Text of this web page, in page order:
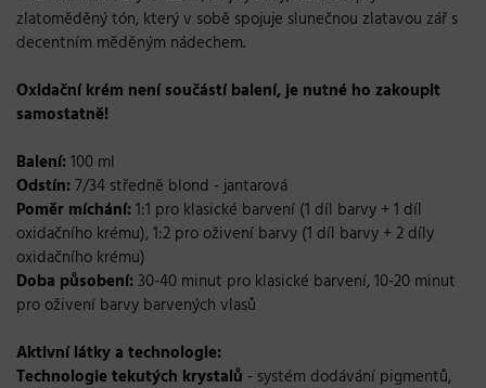
zlatoměděný tón, který v sobě spojuje slunečnou zlatavou zář s
decentním měděným nádechem.
Oxidační krém není součástí balení, je nutné ho zakoupit
samostatně!
Balení:100 ml
Odstín:7/34 středně blond - jantarová
Poměr míchání:1:1 pro klasické barvení (1 díl barvy + 1 díl
oxidačního krému), 1:2 pro oživení barvy (1 díl barvy + 2 díly
oxidačního krému)
Doba působení: 30-40 minut pro klasické barvení, 10-20 minut
pro oživení barvy barvených vlasů
Aktivní látky a technologie:
Technologie tekutých krystalů - systém dodávání pigmentů,